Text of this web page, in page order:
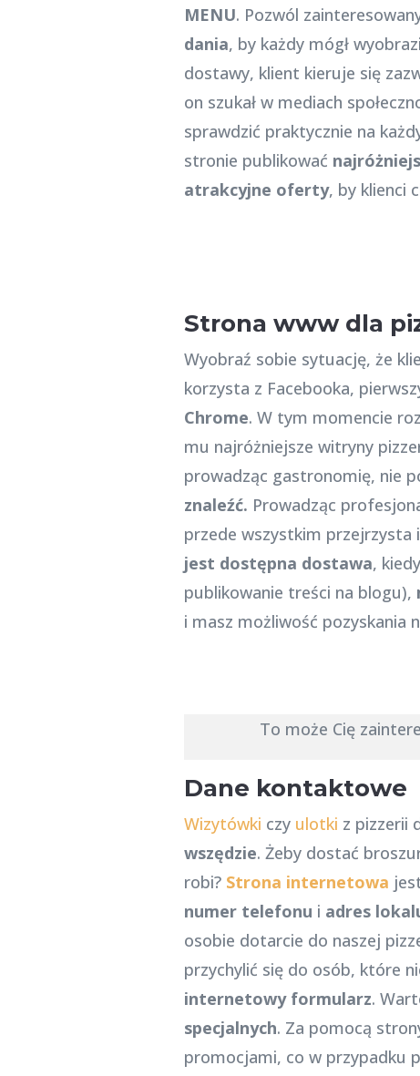
MENU. Pozwól
dania, by każdy mógł
dostawy, klient kieruje się
on szukał w mediach
sprawdzić praktycznie na
stronie publikować
atrakcyjne oferty, by klienci
Strona www dla
Wyobraź sobie sytuację, że
korzysta z Facebooka,
Chrome. W tym momencie
mu najróżniejsze witryny
prowadząc gastronomię, nie
znaleźć. Prowadząc
przede wszystkim
jest dostępna dostawa,
publikowanie treści na blogu),
i masz możliwość pozyskania
To może Cię
Dane kontaktowe
Wizytówki czy ulotki z pizzerii
wszędzie. Żeby dostać
robi? Strona internetowa
numer telefonu i adres
osobie dotarcie do naszej
przychylić się do osób, które
internetowy formularz.
specjalnych. Za pomocą
promocjami, co w przypadku